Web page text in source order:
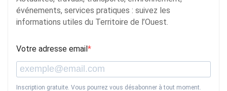
événements, services pratiques : suivez les
informations utiles du Territoire de l’Ouest.
Votre adresse email
Inscription gratuite. Vous pourrez vous désabonner à tout moment.